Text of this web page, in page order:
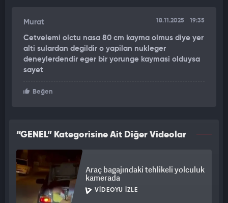
Murat 18.11.2025 19:35
Cetvelemi olctu nasa 80 cm kayma olmus diye yer
alti sulardan degildir o yapilan nukleger
deneylerdendir eger bir yorunge kaymasi olduysa
sayet
Beğen
“GENEL” Kategorisine Ait Diğer Videolar
Araç bagajındaki tehlikeli yolculuk
kamerada
VIDEOYU İZLE